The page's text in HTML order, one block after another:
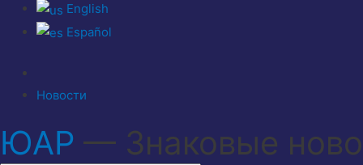
English
Español
Новости
ЮАР — Знаковые